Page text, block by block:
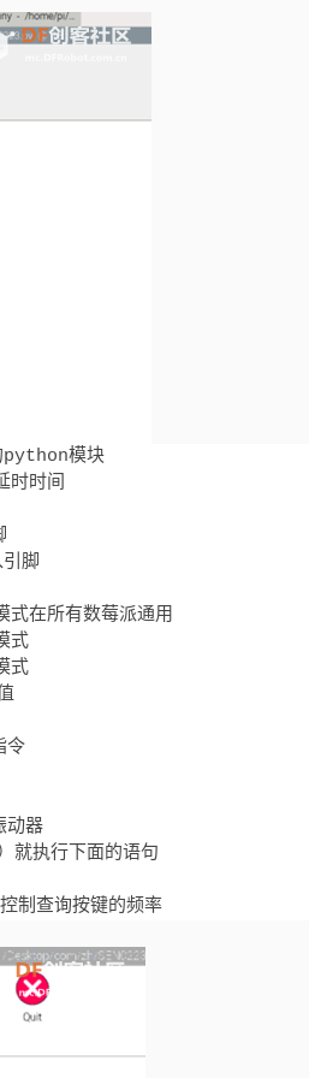
模块
时间
脚
在所有数莓派通用
式
式
令
器
执行下面的语句
查询按键的频率